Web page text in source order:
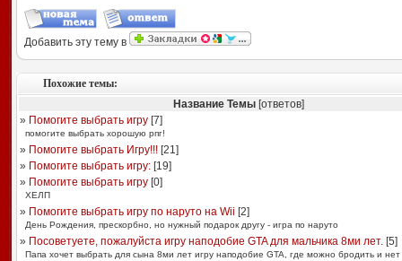
Добавить эту тему в
Похожие темы:
Название Темы[ответов]
» Помогите выбрать игру[7]
помогите выбрать хорошую рпг!
» Помогите выбрать Игру!!![21]
» Помогите выбрать игру:[19]
» Помогите выбрать игру[0]
ХЕЛП
» Помогите выбрать игру по наруто на Wii [2]
День Рождения, прескорбно, но нужный подарок другу - игра по наруто
» Посоветуете, пожалуйста игру наподобие GTA для мальчика 8ми лет.[5]
Папа хочет выбрать для сына 8ми лет игру наподобие GTA, где можно бродить и